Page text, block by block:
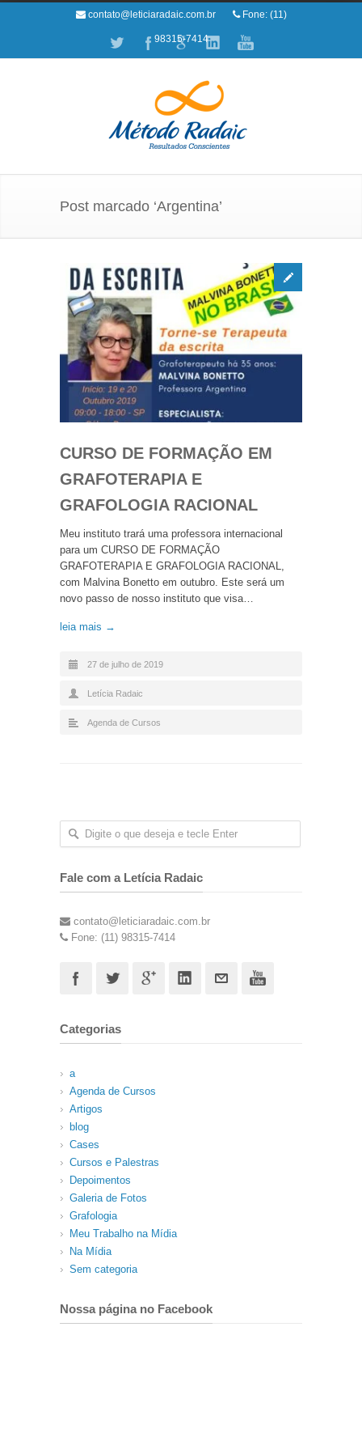
contato@leticiaradaic.com.br Fone: (11)
98315-7414
Post marcado ‘Argentina’
CURSO DE FORMAÇÃO EM
GRAFOTERAPIA E
GRAFOLOGIA RACIONAL
Meu instituto trará uma professora internacional
para um CURSO DE FORMAÇÃO
GRAFOTERAPIA E GRAFOLOGIA RACIONAL,
com Malvina Bonetto em outubro. Este será um
novo passo de nosso instituto que visa…
leia mais →
27 de julho de 2019
Letícia Radaic
Agenda de Cursos
Fale com a Letícia Radaic
contato@leticiaradaic.com.br
Fone: (11) 98315-7414
Categorias
a
Agenda de Cursos
Artigos
blog
Cases
Cursos e Palestras
Depoimentos
Galeria de Fotos
Grafologia
Meu Trabalho na Mídia
Na Mídia
Sem categoria
Nossa página no Facebook